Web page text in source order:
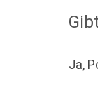
Ja,